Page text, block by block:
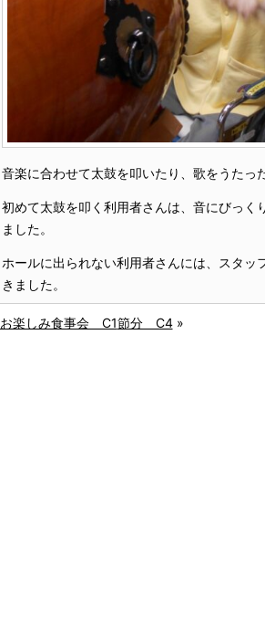
音楽に合わせて太鼓を叩いたり、歌をうたっ
初めて太鼓を叩く利用者さんは、音にびっ
ました。
ホールに出られない利用者さんには、スタ
きました。
お楽しみ食事会 C1節分 C4»